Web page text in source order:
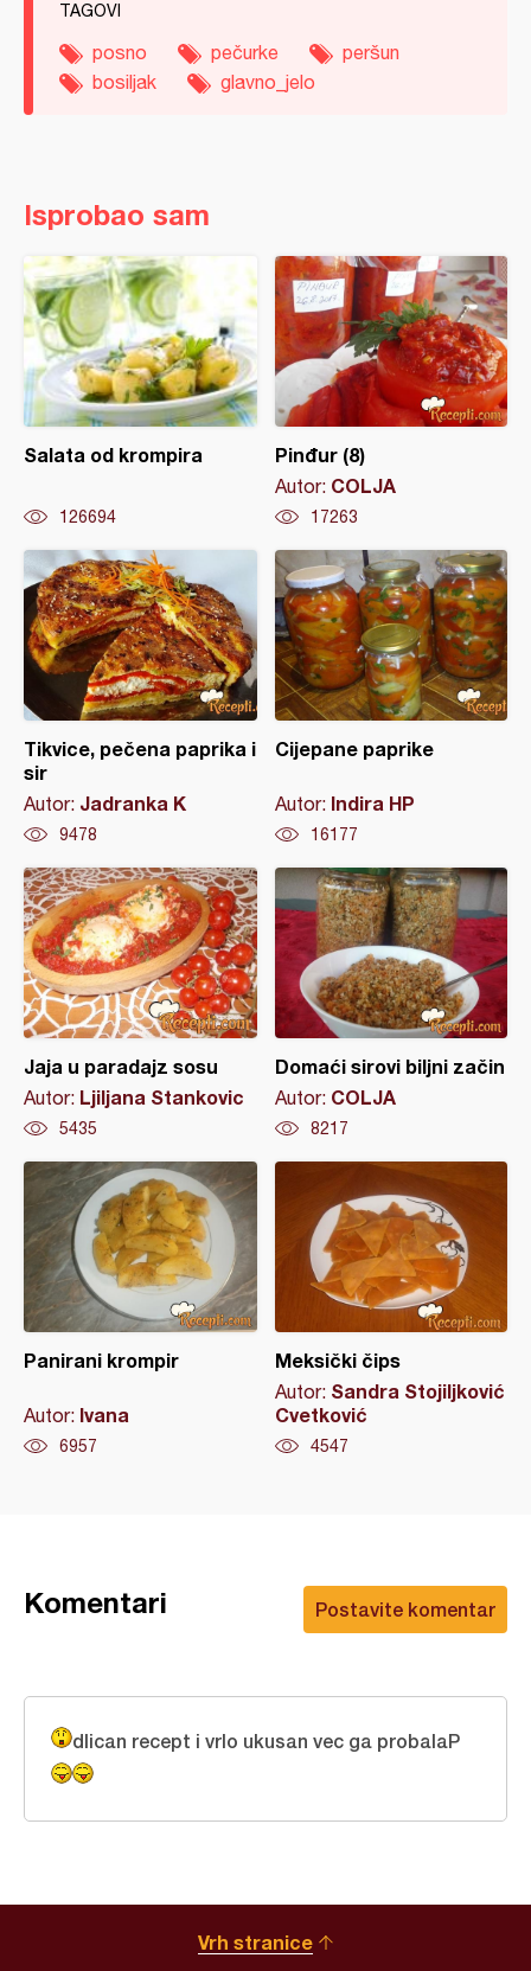
TAGOVI
posno pečurke
peršun
bosiljak
glavno_jelo
Isprobao sam
Salata od krompira
126694
Pinđur (8)
Autor: COLJA
17263
Tikvice, pečena paprika i
sir
Autor: Jadranka K
9478
Cijepane paprike
Autor: Indira HP
16177
Jaja u paradajz sosu
Autor: Ljiljana Stankovic
5435
Domaći sirovi biljni začin
Autor: COLJA
8217
Panirani krompir
Autor: Ivana
6957
Meksički čips
Autor: Sandra Stojiljković
Cvetković
4547
Postavite komentar
Komentari
dlican recept i vrlo ukusan vec ga probalaP
Vrh stranice